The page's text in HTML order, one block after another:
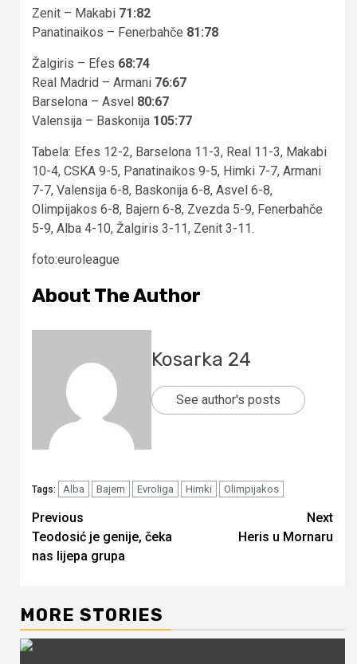
Zenit – Makabi 71:82
Panatinaikos – Fenerbahče 81:78
Žalgiris – Efes 68:74
Real Madrid – Armani 76:67
Barselona – Asvel 80:67
Valensija – Baskonija 105:77
Tabela: Efes 12-2, Barselona 11-3, Real 11-3, Makabi
10-4, CSKA 9-5, Panatinaikos 9-5, Himki 7-7, Armani
7-7, Valensija 6-8, Baskonija 6-8, Asvel 6-8,
Olimpijakos 6-8, Bajern 6-8, Zvezda 5-9, Fenerbahče
5-9, Alba 4-10, Žalgiris 3-11, Zenit 3-11.
foto:euroleague
About The Author
Kosarka 24
See author's posts
Tags: Alba Bajern Evroliga Himki Olimpijakos
Continue
Reading
Previous
Teodosić je genije, čeka
nas lijepa grupa
Next
Heris u Mornaru
MORE STORIES